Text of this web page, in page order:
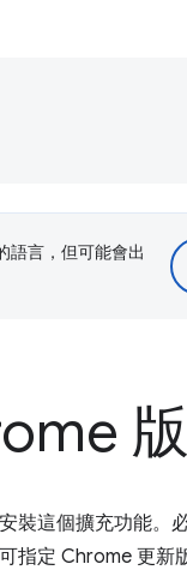
語言，但可能會出
裝這個擴充功能。
指定 Chrome 更新